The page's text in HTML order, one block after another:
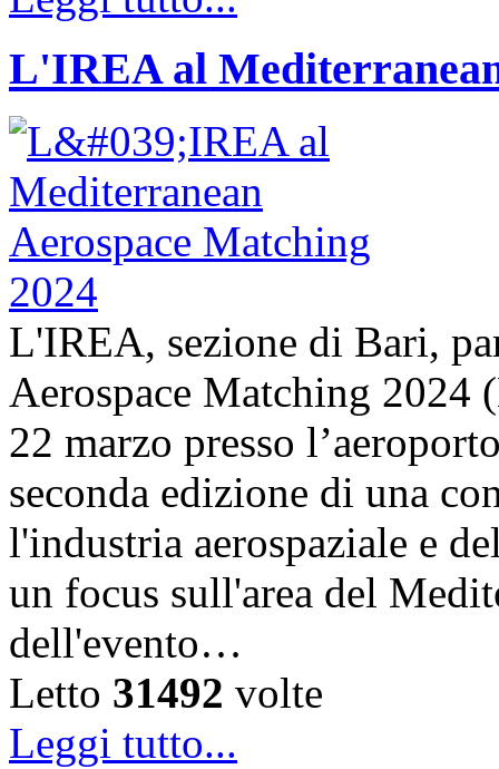
L'IREA al
L'IREA, sezione di Bari,
Aerospace Matching
22 marzo presso
seconda edizione di una
l'industria aerospaziale e
un focus sull'area del
dell'evento…
Letto 31492 volte
Leggi tutto...